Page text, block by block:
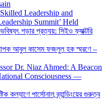
Leadership and
Summit’ Held
গড়ার প্রত্যয়: সিইও ফ্যাক্টরি
আবুল কাসেম ফজলুল হক স্মরণে –
Dr. Niaz Ahmed: A Beacon
Consciousness —
কল্যাণে পার্সোনাল ব্র্যান্ডিংয়ের গুরুত্ব